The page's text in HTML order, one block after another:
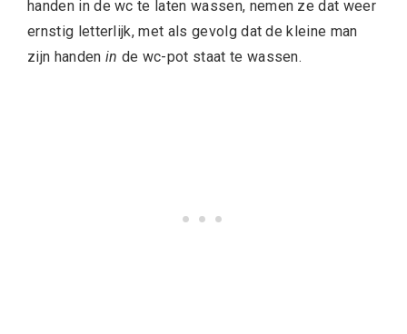
handen in de wc te laten wassen, nemen ze dat weer
ernstig letterlijk, met als gevolg dat de kleine man
zijn handen in de wc-pot staat te wassen.